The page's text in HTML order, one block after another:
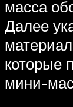
масса
Далее
которые
мини-